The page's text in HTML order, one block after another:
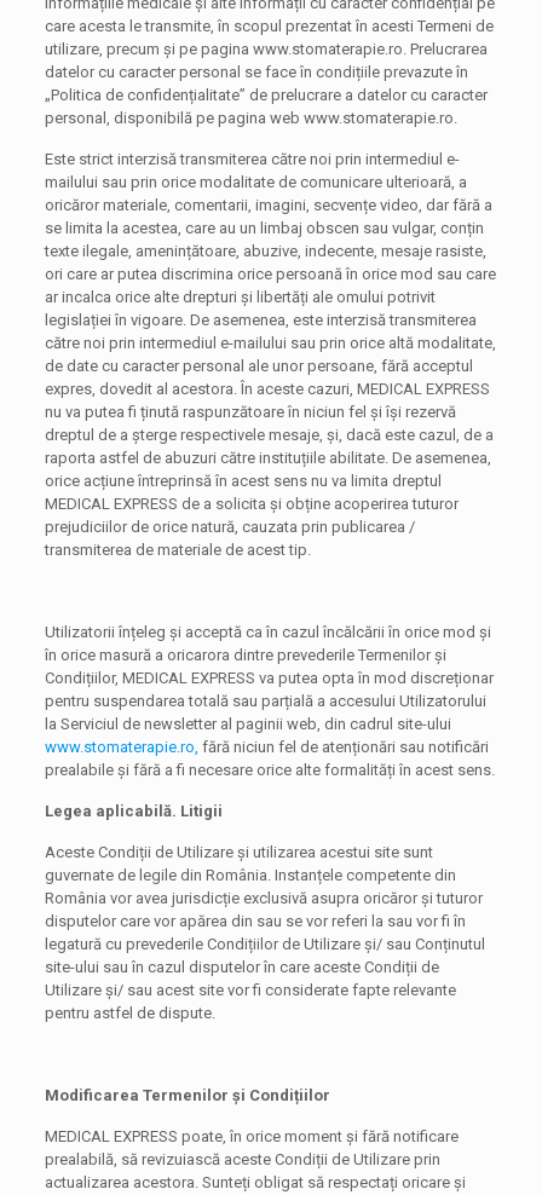
care acesta le transmite, în scopul prezentat în acesti Termeni de
utilizare, precum și pe pagina www.stomaterapie.ro. Prelucrarea
datelor cu caracter personal se face în condițiile prevazute în
„Politica de confidențialitate” de prelucrare a datelor cu caracter
personal, disponibilă pe pagina web www.stomaterapie.ro.
Este strict interzisă transmiterea către noi prin intermediul e-
mailului sau prin orice modalitate de comunicare ulterioară, a
oricăror materiale, comentarii, imagini, secvențe video, dar fără a
se limita la acestea, care au un limbaj obscen sau vulgar, conțin
texte ilegale, amenințătoare, abuzive, indecente, mesaje rasiste,
ori care ar putea discrimina orice persoană în orice mod sau care
ar incalca orice alte drepturi și libertăți ale omului potrivit
legislației în vigoare. De asemenea, este interzisă transmiterea
către noi prin intermediul e-mailului sau prin orice altă modalitate,
de date cu caracter personal ale unor persoane, fără acceptul
expres, dovedit al acestora. În aceste cazuri, MEDICAL EXPRESS
nu va putea fi ținută raspunzătoare în niciun fel și își rezervă
dreptul de a șterge respectivele mesaje, și, dacă este cazul, de a
raporta astfel de abuzuri către instituțiile abilitate. De asemenea,
orice acțiune întreprinsă în acest sens nu va limita dreptul
MEDICAL EXPRESS de a solicita și obține acoperirea tuturor
prejudiciilor de orice natură, cauzata prin publicarea /
transmiterea de materiale de acest tip.
Utilizatorii înțeleg și acceptă ca în cazul încălcării în orice mod și
în orice masură a oricarora dintre prevederile Termenilor și
Condițiilor, MEDICAL EXPRESS va putea opta în mod discreționar
pentru suspendarea totală sau parțială a accesului Utilizatorului
la Serviciul de newsletter al paginii web, din cadrul site-ului
www.stomaterapie.ro, fără niciun fel de atenționări sau notificări
prealabile și fără a fi necesare orice alte formalități în acest sens.
Legea aplicabilă. Litigii
Aceste Condiții de Utilizare și utilizarea acestui site sunt
guvernate de legile din România. Instanțele competente din
România vor avea jurisdicție exclusivă asupra oricăror și tuturor
disputelor care vor apărea din sau se vor referi la sau vor fi în
legatură cu prevederile Condițiilor de Utilizare și/ sau Conținutul
site-ului sau în cazul disputelor în care aceste Condiții de
Utilizare și/ sau acest site vor fi considerate fapte relevante
pentru astfel de dispute.
Modificarea Termenilor și Condițiilor
MEDICAL EXPRESS poate, în orice moment și fără notificare
prealabilă, să revizuiască aceste Condiții de Utilizare prin
actualizarea acestora. Sunteți obligat să respectați oricare și